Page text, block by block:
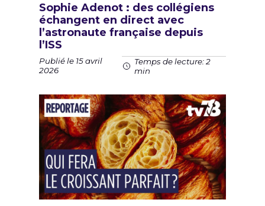
Sophie Adenot : des collégiens
échangent en direct avec
l’astronaute française depuis
l’ISS
Publié le 15 avril
2026
Temps de lecture: 2
min